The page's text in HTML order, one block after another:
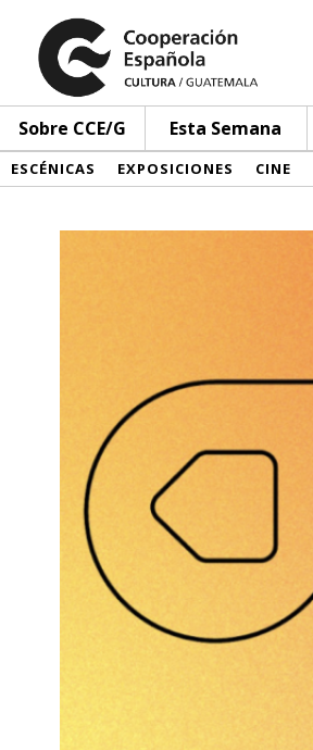
Sobre CCE/G Esta Semana
ESCÉNICAS EXPOSICIONES CINE